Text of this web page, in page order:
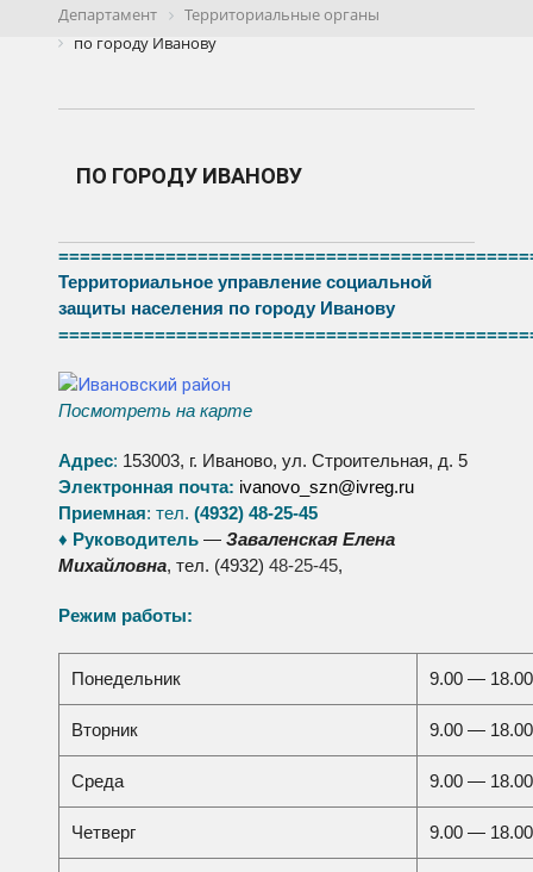
Департамент
Территориальные органы
по городу Иванову
ПО ГОРОДУ ИВАНОВУ
Территориальное управление социальной
защиты населения по городу Иванову
Посмотреть на карте
Адрес: 153003, г. Иваново, ул. Строительная, д. 5
Электронная почта: ivanovo_szn@ivreg.ru
Приемная: тел. (4932) 48-25-45
♦ Руководитель — Заваленская Елена
Михайловна, тел. (4932) 48-25-45,
Режим работы:
Понедельник 9.00 — 18.00
Вторник 9.00 — 18.00
Среда 9.00 — 18.00
Четверг 9.00 — 18.00